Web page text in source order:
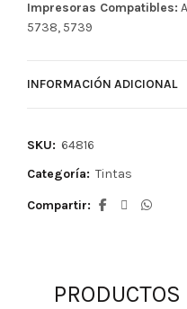
Impresoras Compatibles:
5738, 5739
INFORMACIÓN ADICIONAL
SKU: 64816
Categoría: Tintas
Compartir